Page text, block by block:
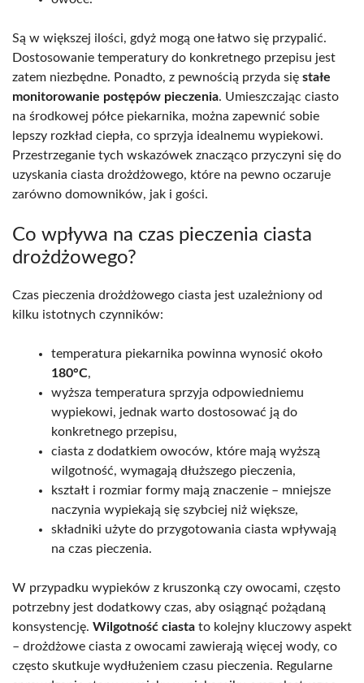
Są w większej ilości, gdyż mogą one łatwo się przypalić.
Dostosowanie temperatury do konkretnego przepisu jest
zatem niezbędne. Ponadto, z pewnością przyda się stałe
monitorowanie postępów pieczenia. Umieszczając ciasto
na środkowej półce piekarnika, można zapewnić sobie
lepszy rozkład ciepła, co sprzyja idealnemu wypiekowi.
Przestrzeganie tych wskazówek znacząco przyczyni się do
uzyskania ciasta drożdżowego, które na pewno oczaruje
zarówno domowników, jak i gości.
Co wpływa na czas pieczenia ciasta
drożdżowego?
Czas pieczenia drożdżowego ciasta jest uzależniony od
kilku istotnych czynników:
temperatura piekarnika powinna wynosić około
180°C,
wyższa temperatura sprzyja odpowiedniemu
wypiekowi, jednak warto dostosować ją do
konkretnego przepisu,
ciasta z dodatkiem owoców, które mają wyższą
wilgotność, wymagają dłuższego pieczenia,
kształt i rozmiar formy mają znaczenie – mniejsze
naczynia wypiekają się szybciej niż większe,
składniki użyte do przygotowania ciasta wpływają
na czas pieczenia.
W przypadku wypieków z kruszonką czy owocami, często
potrzebny jest dodatkowy czas, aby osiągnąć pożądaną
konsystencję. Wilgotność ciasta to kolejny kluczowy aspekt
– drożdżowe ciasta z owocami zawierają więcej wody, co
często skutkuje wydłużeniem czasu pieczenia. Regularne